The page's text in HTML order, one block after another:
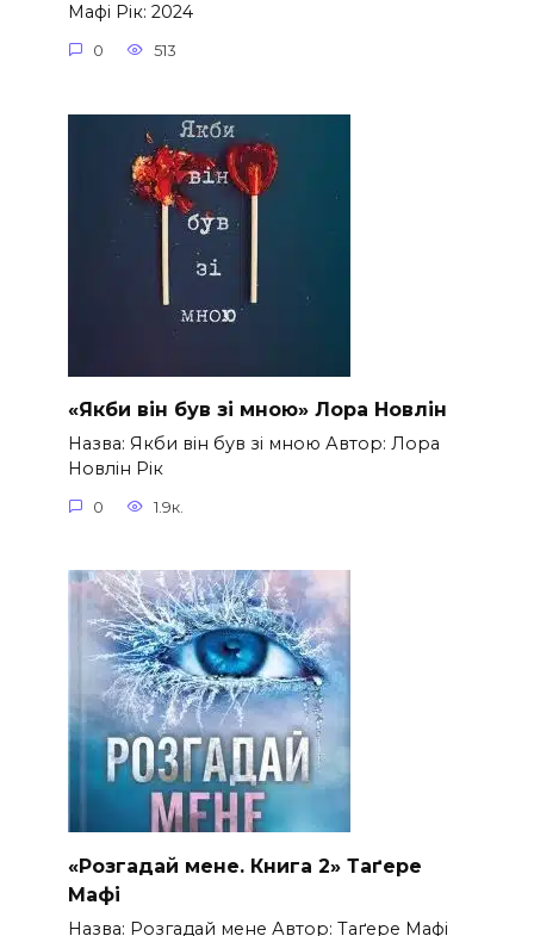
Мафі Рік: 2024
0 513
«Якби він був зі мною» Лора Новлін
Назва: Якби він був зі мною Автор: Лора
Новлін Рік
0 1.9к.
«Розгадай мене. Книга 2» Таґере
Мафі
Назва: Розгадай мене Автор: Таґере Мафі